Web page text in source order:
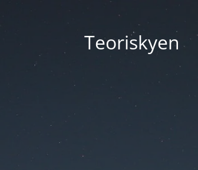
Teoriskyen